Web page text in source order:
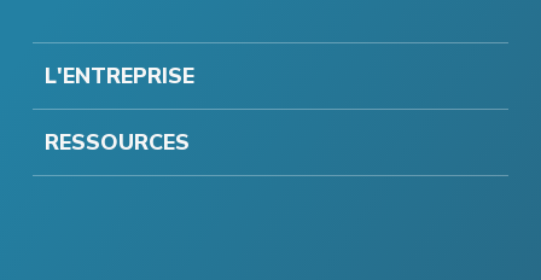
L'ENTREPRISE
RESSOURCES